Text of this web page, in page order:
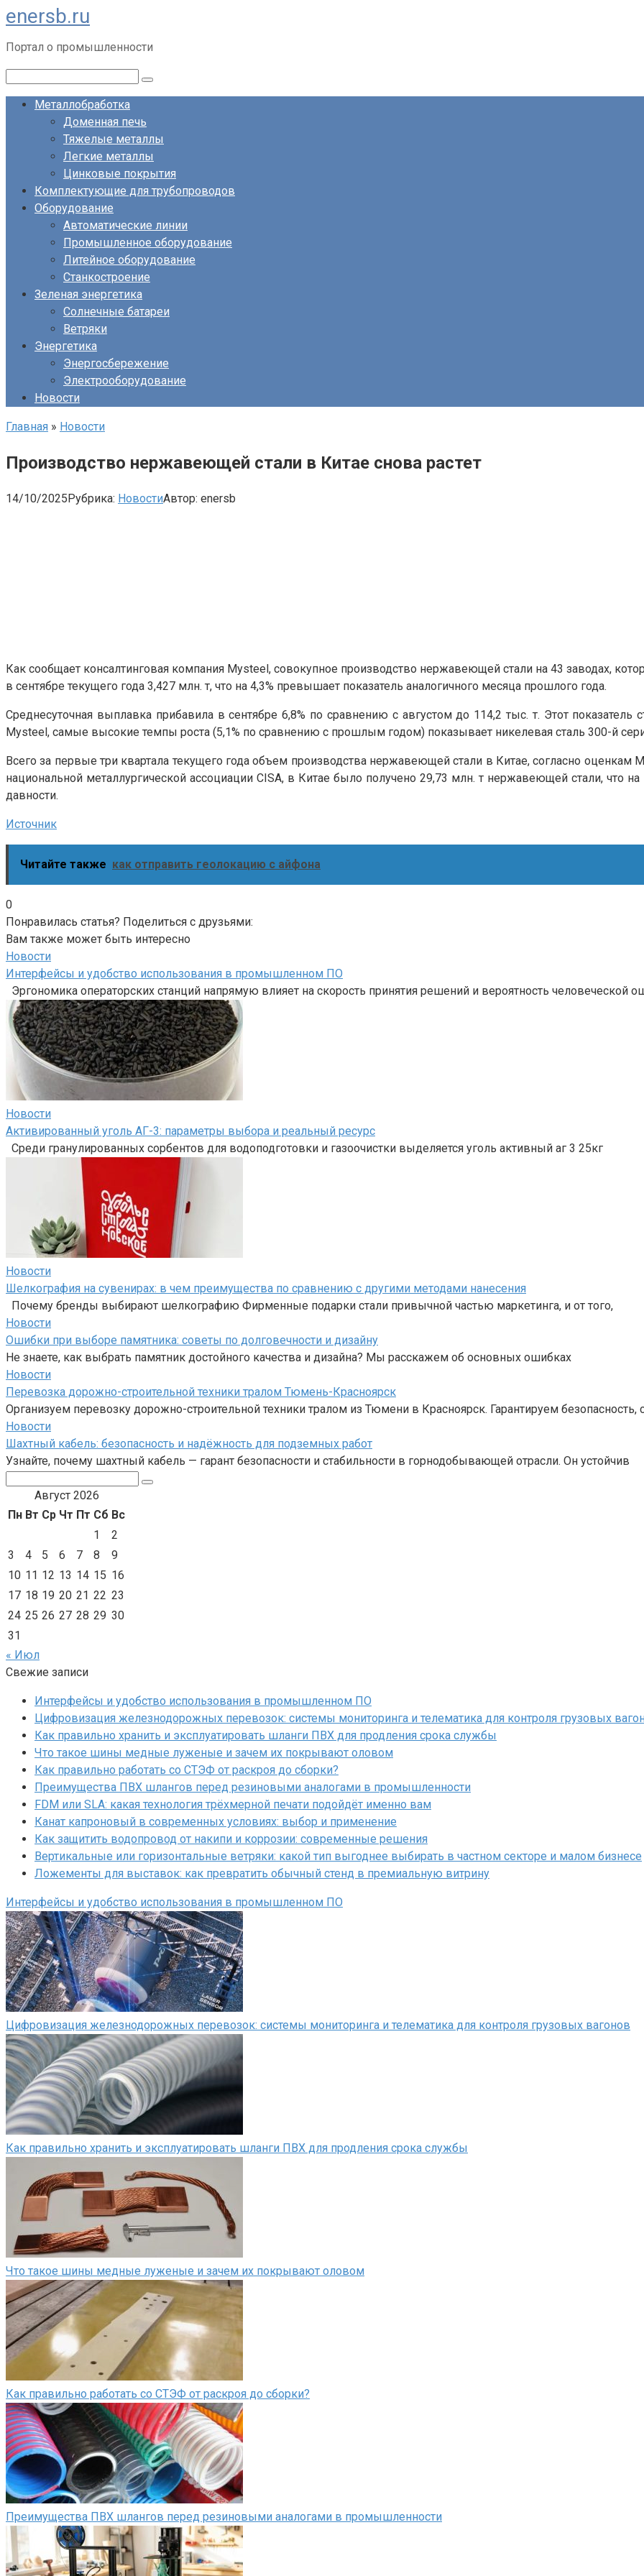
Перейти
к
контенту
enersb.ru
Портал о промышленности
Металлобработка
Доменная печь
Тяжелые металлы
Легкие металлы
Цинковые покрытия
Комплектующие для трубопроводов
Оборудование
Автоматические линии
Промышленное оборудование
Литейное оборудование
Станкостроение
Зеленая энергетика
Солнечные батареи
Ветряки
Энергетика
Энергосбережение
Электрооборудование
Новости
Главная » Новости
Производство нержавеющей стали в Китае снова растет
14/10/2025Рубрика: НовостиАвтор: enersb
Как сообщает консалтинговая компания Mysteel, совокупное производство нержавеющей стали на 43 заводах,
в сентябре текущего года 3,427 млн. т, что на 4,3% превышает показатель аналогичного месяца прошлого года.
Среднесуточная выплавка прибавила в сентябре 6,8% по сравнению с августом до 114,2 тыс. т. Этот
Mysteel, самые высокие темпы роста (5,1% по сравнению с прошлым годом) показывает никелевая сталь 300-й
Всего за первые три квартала текущего года объем производства нержавеющей стали в Китае, согласно
национальной металлургической ассоциации CISA, в Китае было получено 29,73 млн. т нержавеющей стали, что
давности.
Источник
Читайте также как отправить геолокацию с айфона
0
Понравилась статья? Поделиться с друзьями:
Вам также может быть интересно
Новости
Интерфейсы и удобство использования в промышленном ПО
Эргономика операторских станций напрямую влияет на скорость принятия решений и вероятность человеческой
Новости
Активированный уголь АГ-3: параметры выбора и реальный ресурс
Среди гранулированных сорбентов для водоподготовки и газоочистки выделяется уголь активный аг 3 25кг
Новости
Шелкография на сувенирах: в чем преимущества по сравнению с другими методами нанесения
Почему бренды выбирают шелкографию Фирменные подарки стали привычной частью маркетинга, и от того,
Новости
Ошибки при выборе памятника: советы по долговечности и дизайну
Не знаете, как выбрать памятник достойного качества и дизайна? Мы расскажем об основных ошибках
Новости
Перевозка дорожно-строительной техники тралом Тюмень-Красноярск
Организуем перевозку дорожно-строительной техники тралом из Тюмени в Красноярск. Гарантируем
Новости
Шахтный кабель: безопасность и надёжность для подземных работ
Узнайте, почему шахтный кабель — гарант безопасности и стабильности в горнодобывающей отрасли. Он устойчив
Август 2026
Пн Вт Ср Чт Пт Сб Вс
1
2
3
4 5 6 7 8
9
10 11 12 13 14 15 16
17 18 19 20 21 22 23
24 25 26 27 28 29 30
31
« Июл
Свежие записи
Интерфейсы и удобство использования в промышленном ПО
Цифровизация железнодорожных перевозок: системы мониторинга и телематика для контроля грузовых
Как правильно хранить и эксплуатировать шланги ПВХ для продления срока службы
Что такое шины медные луженые и зачем их покрывают оловом
Как правильно работать со СТЭФ от раскроя до сборки?
Преимущества ПВХ шлангов перед резиновыми аналогами в промышленности
FDM или SLA: какая технология трёхмерной печати подойдёт именно вам
Канат капроновый в современных условиях: выбор и применение
Как защитить водопровод от накипи и коррозии: современные решения
Вертикальные или горизонтальные ветряки: какой тип выгоднее выбирать в частном секторе и малом бизнесе
Ложементы для выставок: как превратить обычный стенд в премиальную витрину
Интерфейсы и удобство использования в промышленном ПО
Цифровизация железнодорожных перевозок: системы мониторинга и телематика для контроля грузовых вагонов
Как правильно хранить и эксплуатировать шланги ПВХ для продления срока службы
Что такое шины медные луженые и зачем их покрывают оловом
Как правильно работать со СТЭФ от раскроя до сборки?
Преимущества ПВХ шлангов перед резиновыми аналогами в промышленности